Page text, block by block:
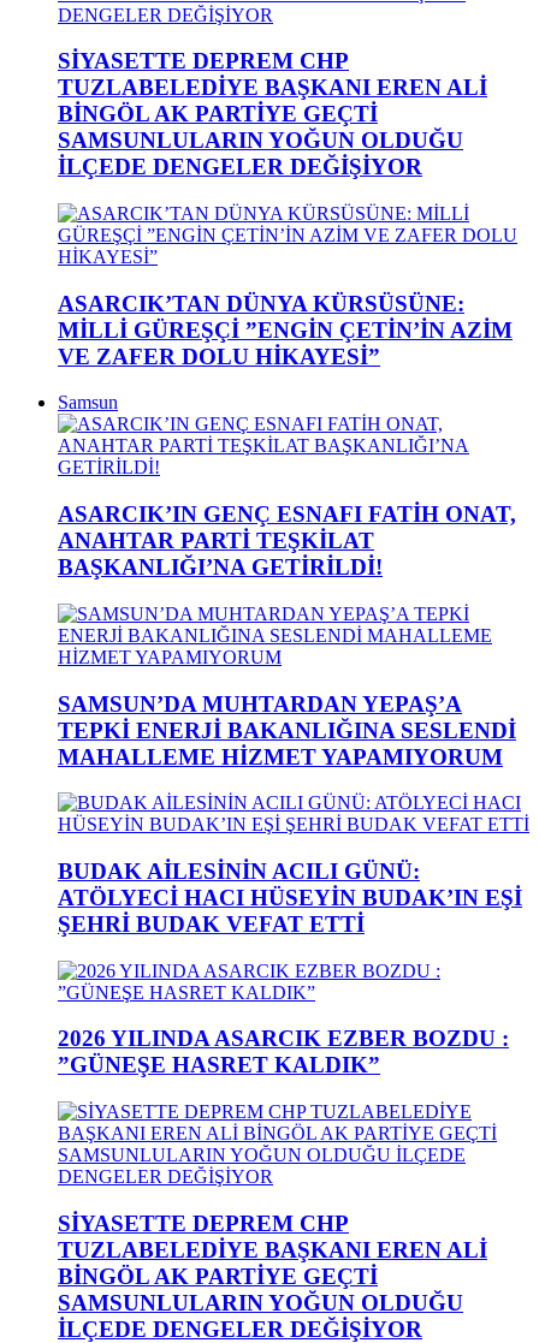
SİYASETTE DEPREM CHP
TUZLABELEDİYE BAŞKANI EREN ALİ
BİNGÖL AK PARTİYE GEÇTİ
SAMSUNLULARIN YOĞUN OLDUĞU
İLÇEDE DENGELER DEĞİŞİYOR
ASARCIK’TAN DÜNYA KÜRSÜSÜNE:
MİLLİ GÜREŞÇİ ”ENGİN ÇETİN’İN AZİM
VE ZAFER DOLU HİKAYESİ”
Samsun
ASARCIK’IN GENÇ ESNAFI FATİH ONAT,
ANAHTAR PARTİ TEŞKİLAT
BAŞKANLIĞI’NA GETİRİLDİ!
SAMSUN’DA MUHTARDAN YEPAŞ’A
TEPKİ ENERJİ BAKANLIĞINA SESLENDİ
MAHALLEME HİZMET YAPAMIYORUM
BUDAK AİLESİNİN ACILI GÜNÜ:
ATÖLYECİ HACI HÜSEYİN BUDAK’IN EŞİ
ŞEHRİ BUDAK VEFAT ETTİ
2026 YILINDA ASARCIK EZBER BOZDU :
”GÜNEŞE HASRET KALDIK”
SİYASETTE DEPREM CHP
TUZLABELEDİYE BAŞKANI EREN ALİ
BİNGÖL AK PARTİYE GEÇTİ
SAMSUNLULARIN YOĞUN OLDUĞU
İLÇEDE DENGELER DEĞİŞİYOR